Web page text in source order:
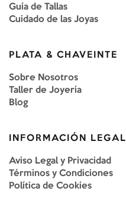
Guía de Tallas
Cuidado de las Joyas
PLATA & CHAVEINTE
Sobre Nosotros
Taller de Joyería
Blog
INFORMACIÓN LEGAL
Aviso Legal y Privacidad
Términos y Condiciones
Política de Cookies